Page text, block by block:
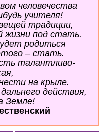
человечества
учителя!
традиции,
жизни под стать.
родиться
– стать.
талантливо-
на крыле.
действия,
Земле!